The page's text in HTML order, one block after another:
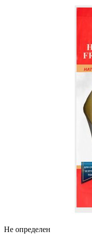
Не определен